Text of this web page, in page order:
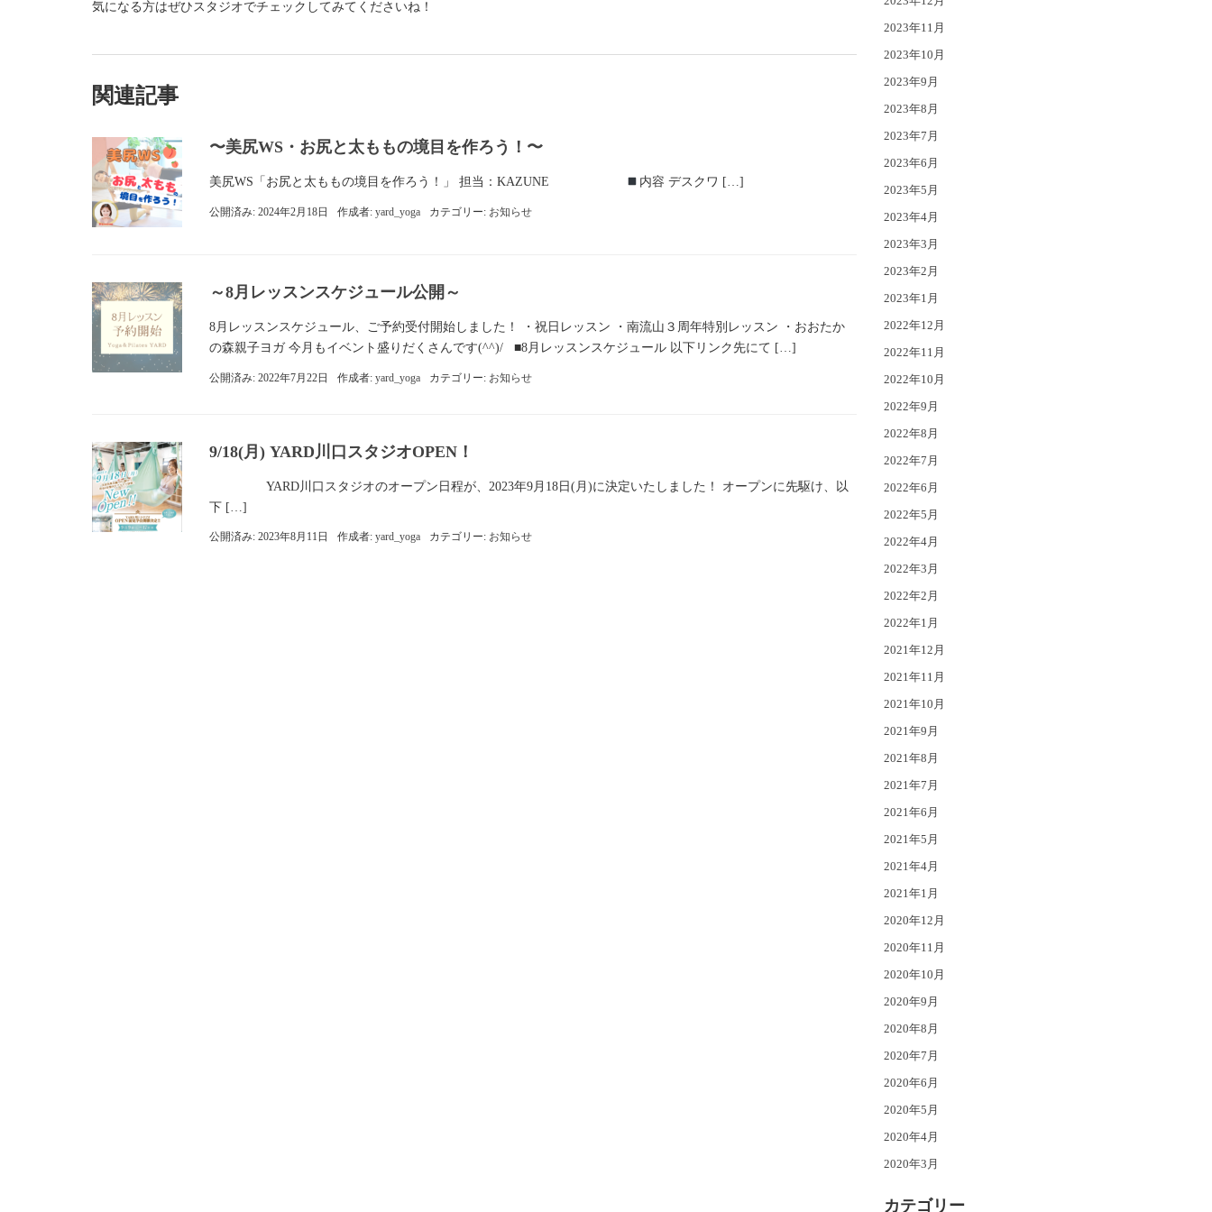
気になる方はぜひスタジオでチェックしてみてくださいね！
関連記事
〜美尻WS・お尻と太ももの境目を作ろう！〜
美尻WS「お尻と太ももの境目を作ろう！」 担当：KAZUNE 内容 デスクワ […]
公開済み: 2024年2月18日 作成者: yard_yoga カテゴリー: お知らせ
～8月レッスンスケジュール公開～
8月レッスンスケジュール、ご予約受付開始しました！ ・祝日レッスン ・南流山３周年特別レッスン ・おおたか
の森親子ヨガ 今月もイベント盛りだくさんです(^^)/ ■8月レッスンスケジュール 以下リンク先にて […]
公開済み: 2022年7月22日 作成者: yard_yoga カテゴリー: お知らせ
9/18(月) YARD川口スタジオOPEN！
YARD川口スタジオのオープン日程が、2023年9月18日(月)に決定いたしました！ オープンに先駆け、以
下 […]
公開済み: 2023年8月11日 作成者: yard_yoga カテゴリー: お知らせ
2023年11月
2023年10月
2023年9月
2023年8月
2023年7月
2023年6月
2023年5月
2023年4月
2023年3月
2023年2月
2023年1月
2022年12月
2022年11月
2022年10月
2022年9月
2022年8月
2022年7月
2022年6月
2022年5月
2022年4月
2022年3月
2022年2月
2022年1月
2021年12月
2021年11月
2021年10月
2021年9月
2021年8月
2021年7月
2021年6月
2021年5月
2021年4月
2021年1月
2020年12月
2020年11月
2020年10月
2020年9月
2020年8月
2020年7月
2020年6月
2020年5月
2020年4月
2020年3月
カテゴリー